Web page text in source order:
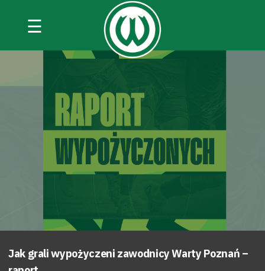
☰
Jak grali wypożyczeni zawodnicy Warty Poznań –